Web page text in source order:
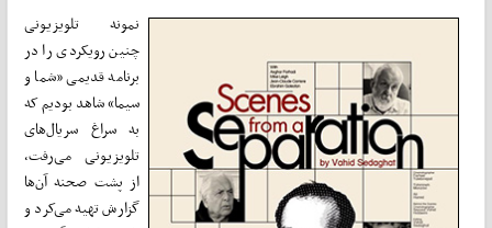
نمونه تلویزیونی
چنین رویکردی را در
برنامه قدیمی «شما و
سیما» شاهد بودیم که
به سراغ سریال‌های
تلویزیونی می‌رفت،
از پشت صحنه آن‌ها
گزارش تهیه می‌کرد و